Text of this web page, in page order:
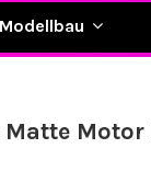
Modellbau